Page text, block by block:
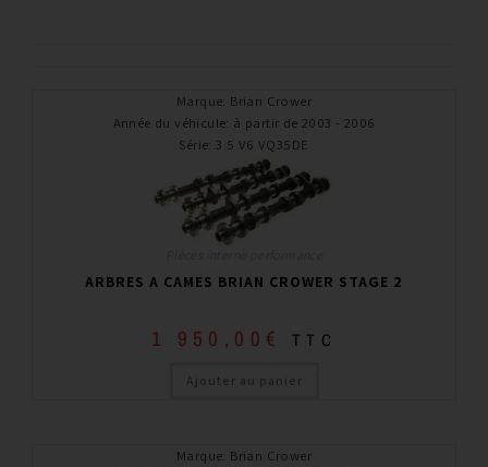
Marque: Brian Crower
Année du véhicule: à partir de 2003 - 2006
Série: 3.5 V6 VQ35DE
ARBRES A CAMES BRIAN CROWER STAGE 2
1 950,00 € TTC
Ajouter au panier
Marque: Brian Crower